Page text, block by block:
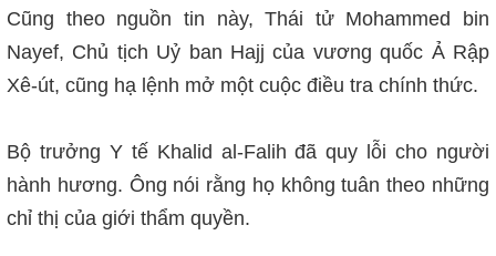
Cũng theo nguồn tin này, Thái tử Mohammed bin
Nayef, Chủ tịch Uỷ ban Hajj của vương quốc Ả Rập
Xê-út, cũng hạ lệnh mở một cuộc điều tra chính thức.
Bộ trưởng Y tế Khalid al-Falih đã quy lỗi cho người
hành hương. Ông nói rằng họ không tuân theo những
chỉ thị của giới thẩm quyền.